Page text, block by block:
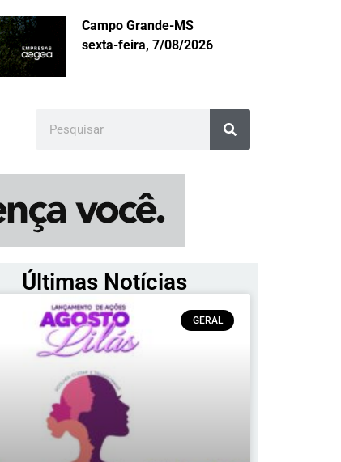
Campo Grande-MS
sexta-feira, 7/08/2026
Últimas Notícias
GERAL